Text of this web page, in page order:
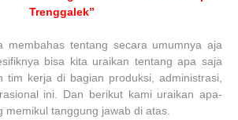
Trenggalek”
membahas tentang secara umumnya aja
bisa kita uraikan tentang apa saja
tim kerja di bagian produksi, administrasi,
ini. Dan berikut kami uraikan apa-
memikul tanggung jawab di atas.